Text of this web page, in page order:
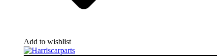
Add to wishlist